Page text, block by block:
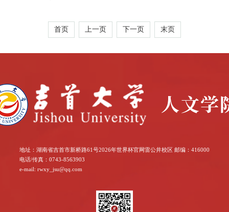
首页 上一页 下一页 末页
地址：湖南省吉首市新桥路61号2026年世界杯官网雷公井校区 邮编：416000
电话/传真：0743-8563903
e-mail: rwxy_jsu@qq.com